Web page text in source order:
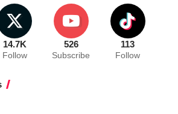
14.7K
Follow
526
Subscribe
113
Follow